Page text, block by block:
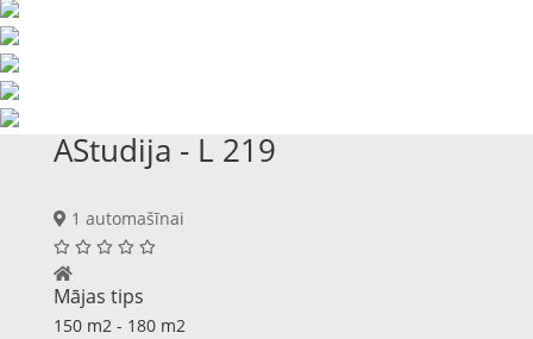
AStudija - L 219
1 automašīnai
Mājas tips
150 m2 - 180 m2